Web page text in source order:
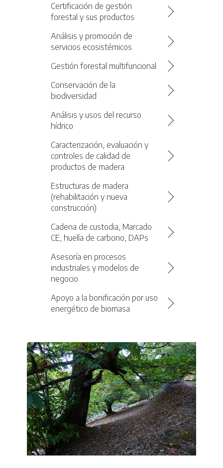
Certificación de gestión
forestal y sus productos
Análisis y promoción de
servicios ecosistémicos
Gestión forestal multifuncional
Conservación de la
biodiversidad
Análisis y usos del recurso
hídrico
Caracterización, evaluación y
controles de calidad de
productos de madera
Estructuras de madera
(rehabilitación y nueva
construcción)
Cadena de custodia, Marcado
CE, huella de carbono, DAPs
Asesoría en procesos
industriales y modelos de
negocio
Apoyo a la bonificación por uso
energético de biomasa